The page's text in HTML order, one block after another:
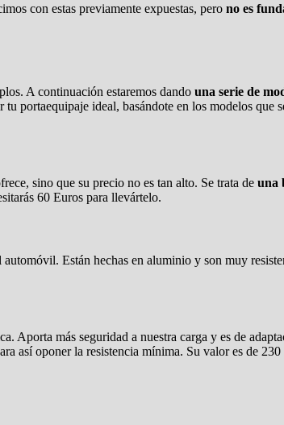
con estas previamente expuestas, pero no es
A continuación estaremos dando una serie de
portaequipaje ideal, basándote en los modelos
sino que su precio no es tan alto. Se trata de una
60 Euros para llevártelo.
Están hechas en aluminio y son muy
Aporta más seguridad a nuestra carga y es de
así oponer la resistencia mínima. Su valor es de 230